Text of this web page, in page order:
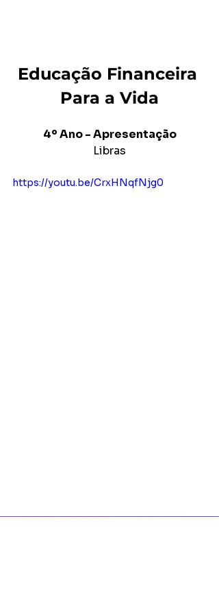
Educação Financeira
Para a Vida
4º Ano - Apresentação
Libras
https://youtu.be/CrxHNqfNjg0